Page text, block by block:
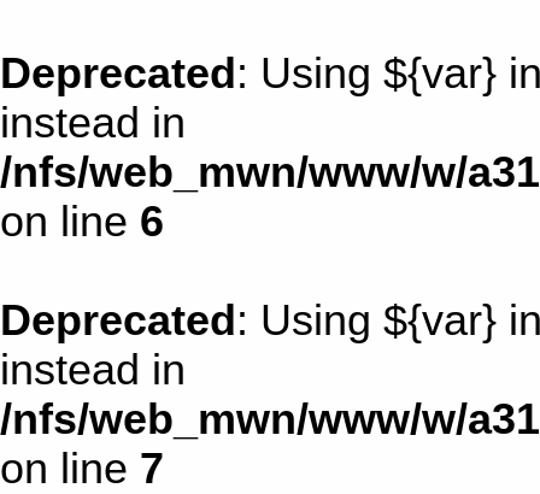
Deprecated: Using ${var}
instead in
/nfs/web_mwn/www/w/
on line 6
Deprecated: Using ${var}
instead in
/nfs/web_mwn/www/w/
on line 7